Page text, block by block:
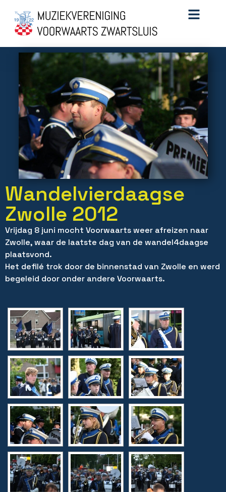
Wandelvierdaagse
Zwolle 2012
Vrijdag 8 juni mocht Voorwaarts weer afreizen naar
Zwolle, waar de laatste dag van de wandel4daagse
plaatsvond.
Het defilé trok door de binnenstad van Zwolle en werd
begeleid door onder andere Voorwaarts.